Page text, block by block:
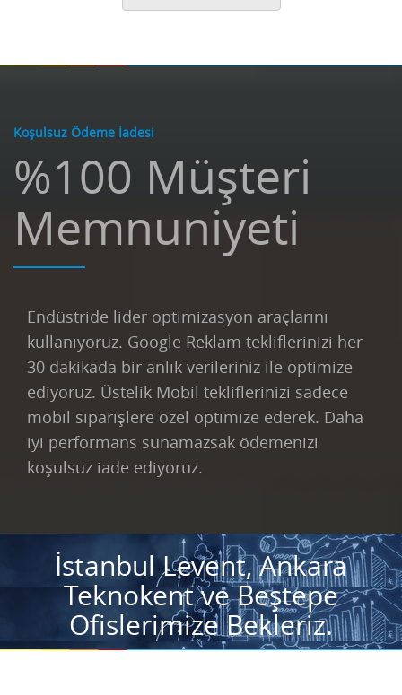
Koşulsuz Ödeme İadesi
%100 Müşteri
Memnuniyeti
Endüstride lider optimizasyon araçlarını
kullanıyoruz. Google Reklam tekliflerinizi her
30 dakikada bir anlık verileriniz ile optimize
ediyoruz. Üstelik Mobil tekliflerinizi sadece
mobil siparişlere özel optimize ederek. Daha
iyi performans sunamazsak ödemenizi
koşulsuz iade ediyoruz.
İstanbul Levent, Ankara
Teknokent ve Beştepe
Ofislerimize Bekleriz.